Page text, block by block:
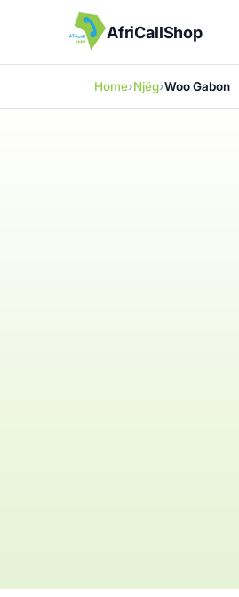
AfriCallShop
Home Njëg Woo Gabon